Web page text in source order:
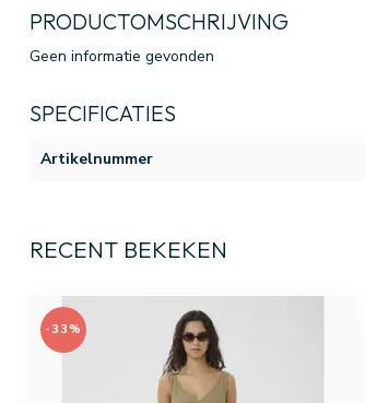
PRODUCTOMSCHRIJVING
Geen informatie gevonden
SPECIFICATIES
Artikelnummer
RECENT BEKEKEN
-33%